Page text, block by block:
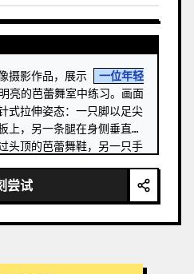
摄影作品，展示
一位年轻
亮的芭蕾舞室中练习。画面
式拉伸姿态：一只脚以足尖
上，另一条腿在身侧垂直向
头顶的芭蕾舞鞋，另一只手
尝试